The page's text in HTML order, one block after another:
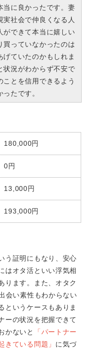
当に良かったです。妻
社会で仲良くなる人
ができて本当に嬉しい
買っていなかったのは
ていたのかもしれま
状況がわからず不安で
ことを信用できるよう
たです。
180,000円
0円
13,000円
193,000円
う証明にもなり、安心
はオタ活といい浮気相
ります。また、オタク
会い素性もわからない
というケースもありま
ーの状況を把握できて
かないと
「パートナー
きている問題」 に気づ